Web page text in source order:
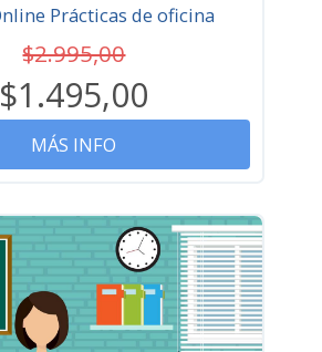
Prácticas de oficina
$2.995,00
$1.495,00
MÁS INFO